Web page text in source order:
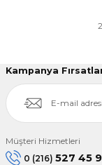
Kampanya
Müşteri Hizmetleri
0 (216) 527 45